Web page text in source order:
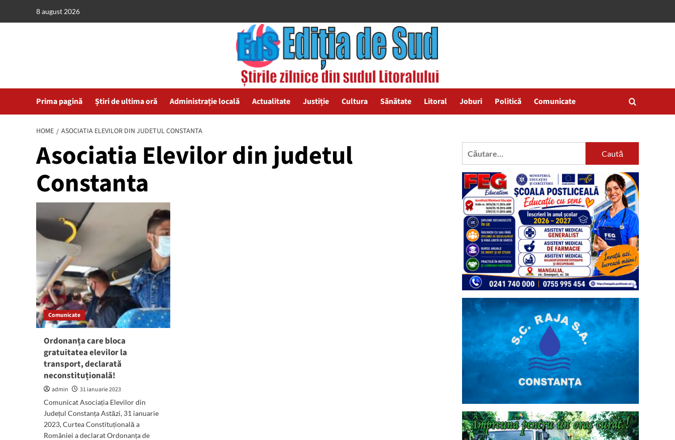
8 august 2026
Prima pagină Știri de ultima oră Administrație locală Actualitate Justiție Cultura Sănătate Litoral Joburi Politică Comunicate
HOME ASOCIATIA ELEVILOR DIN JUDETUL CONSTANTA
Asociatia Elevilor din judetul
Constanta
Comunicate
Ordonanța care bloca
gratuitatea elevilor la
transport, declarată
neconstituțională!
admin
31 ianuarie 2023
Comunicat Asociația Elevilor din
Județul Constanța Astăzi, 31 ianuarie
2023, Curtea Constituțională a
României a declarat Ordonanța de
Caută